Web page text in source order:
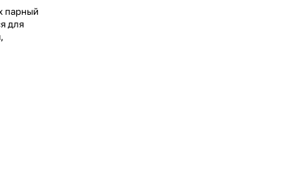
парный
для
для